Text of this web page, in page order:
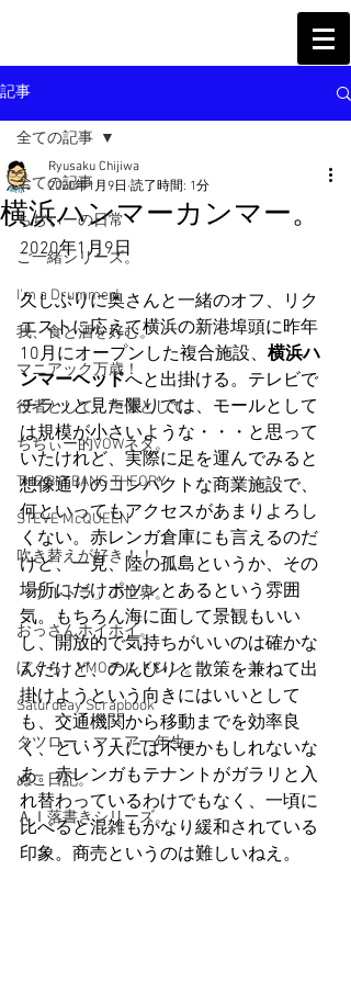
記事
全ての記事
ちぢぃーの日常
ご一緒シリーズ。
I'm a Drummer!
我、食と酒を好む。
マニアック万歳！
役者として、声優として。
ちぢぃー的VOWネタ。
THE BIG BANG THEORY
STEVE McQUEEN
吹き替えが好き！！
「ウルトラ」の世界。
おっさんホイホイ。
ぼくら、YMOチルドレン。
Saturdeay Scrapbook
タツロー・マニア一年生。
ぬこ日記。
ＡＩ落書きシリーズ。
全ての記事
横浜ハンマーカンマー。
Ryusaku Chijiwa
2020年1月9日 読了時間: 1分
2020年1月9日
久しぶりに奥さんと一緒のオフ、リク
エストに応えて横浜の新港埠頭に昨年
10月にオープンした複合施設、 横浜ハ
ンマーヘッドへと出掛ける。テレビで
チラッと見た限りでは、モールとして
は規模が小さいような・・・と思って
いたけれど、実際に足を運んでみると
想像通りのコンパクトな商業施設で、
何といってもアクセスがあまりよろし
くない。赤レンガ倉庫にも言えるのだ
けど、一見、陸の孤島というか、その
場所にだけポツンとあるという雰囲
気。もちろん海に面して景観もいい
し、開放的で気持ちがいいのは確かな
んだけど、のんびりと散策を兼ねて出
掛けようという向きにはいいとして
も、交通機関から移動までを効率良
く、という人には不便かもしれないな
あ。赤レンガもテナントがガラリと入
れ替わっているわけでもなく、一頃に
比べると混雑もかなり緩和されている
印象。商売というのは難しいねえ。